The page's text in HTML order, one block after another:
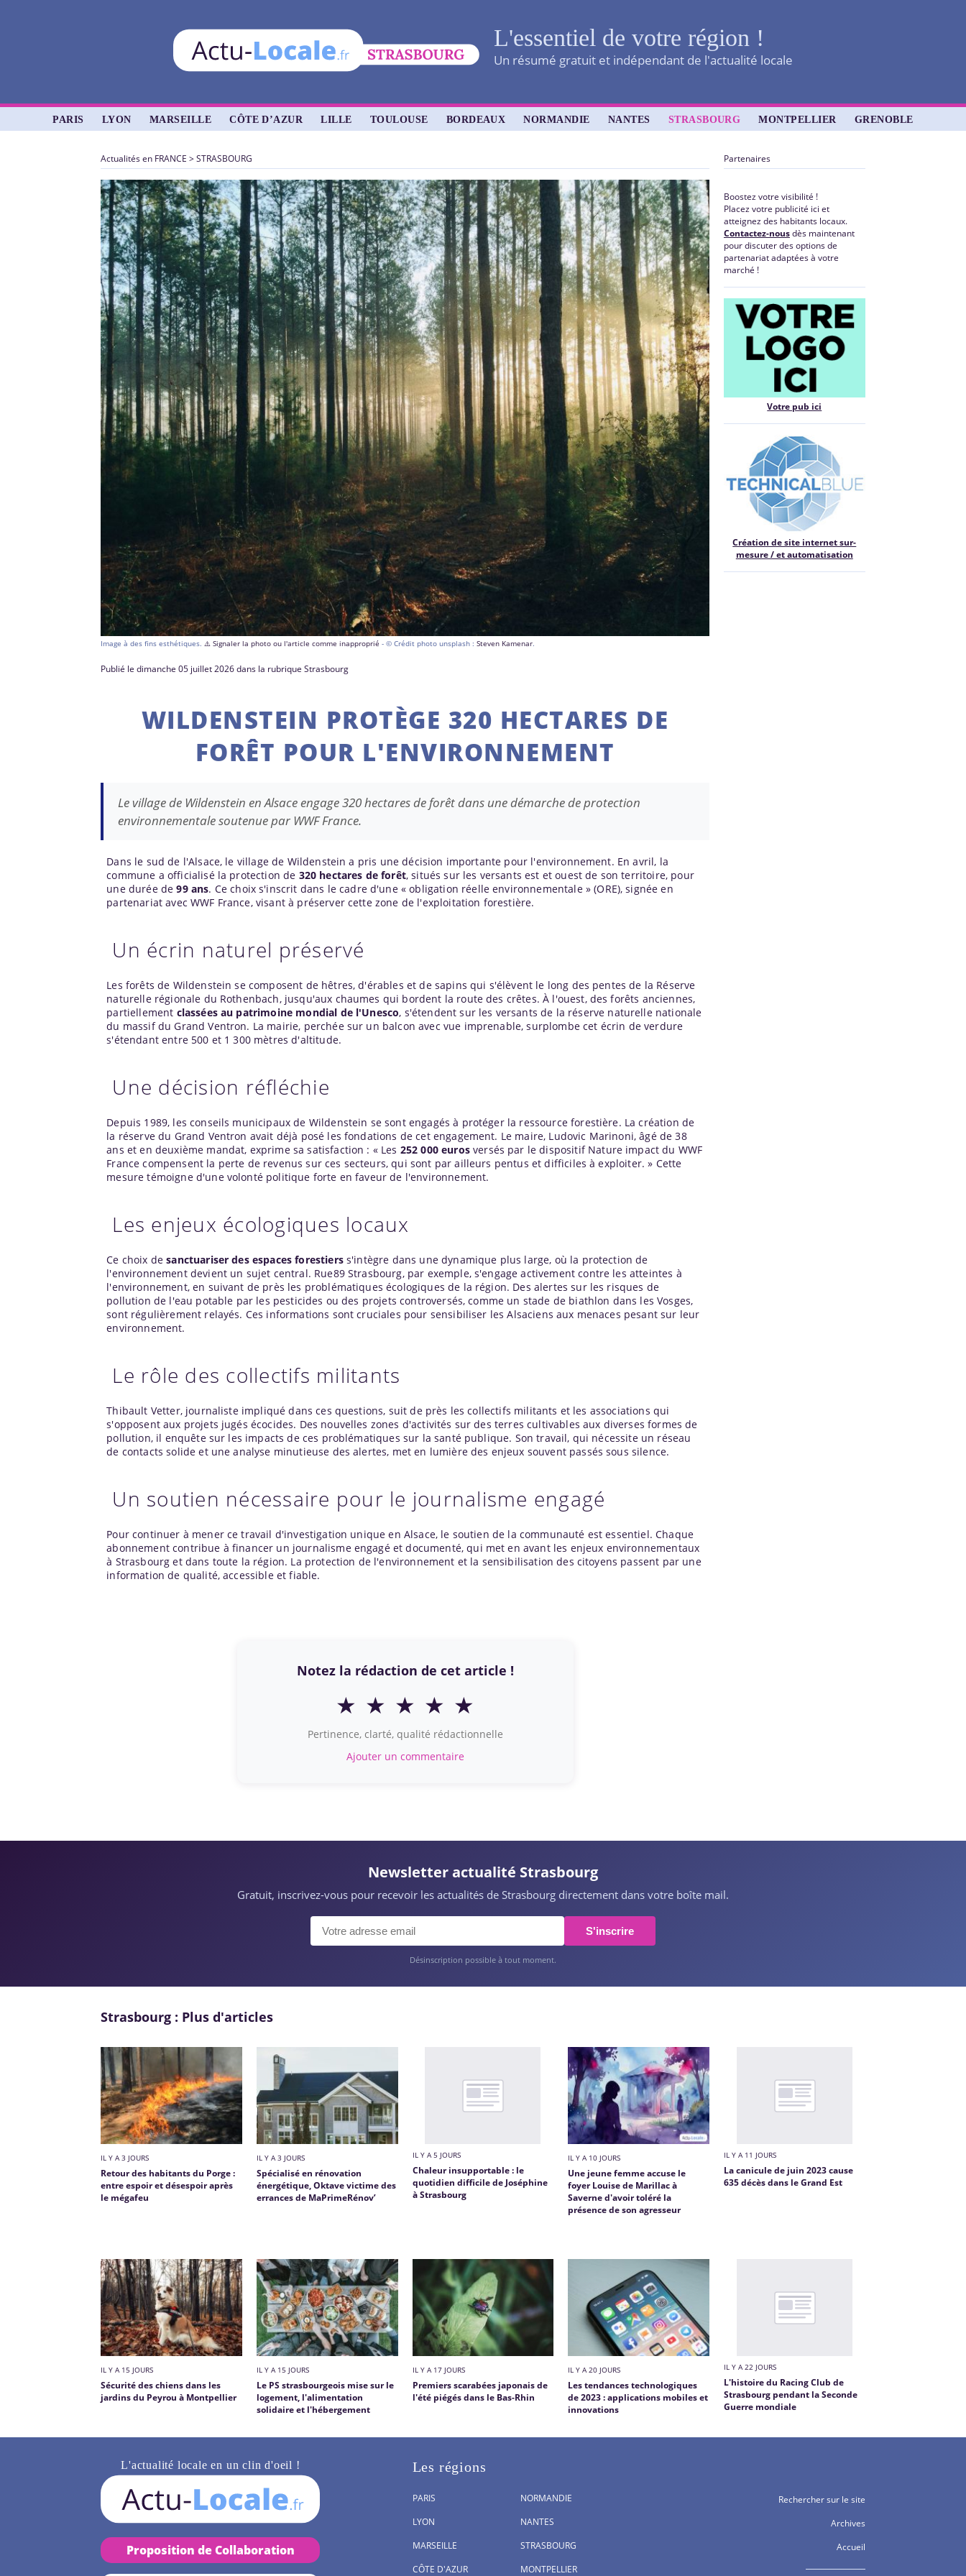
L'essentiel de votre région !
Un résumé gratuit et indépendant de l'actualité locale
PARIS LYON MARSEILLE CÔTE D’AZUR LILLE TOULOUSE BORDEAUX NORMANDIE NANTES STRASBOURG MONTPELLIER GRENOBLE
Actualités en FRANCE >STRASBOURG
Image à des fins esthétiques.⚠️ Signaler la photo ou l'article comme inapproprié - © Crédit photo unsplash :Steven Kamenar.
Publié le dimanche 05 juillet 2026 dans la rubrique Strasbourg
WILDENSTEIN PROTÈGE 320 HECTARES DE
FORÊT POUR L'ENVIRONNEMENT
Le village de Wildenstein en Alsace engage 320 hectares de forêt dans une démarche de protection
environnementale soutenue par WWF France.
Dans le sud de l'Alsace, le village de Wildenstein a pris une décision importante pour l'environnement. En avril, la
commune a officialisé la protection de 320 hectares de forêt, situés sur les versants est et ouest de son territoire, pour
une durée de99 ans. Ce choix s'inscrit dans le cadre d'une « obligation réelle environnementale » (ORE), signée en
partenariat avec WWF France, visant à préserver cette zone de l'exploitation forestière.
Un écrin naturel préservé
Les forêts de Wildenstein se composent de hêtres, d'érables et de sapins qui s'élèvent le long des pentes de la Réserve
naturelle régionale du Rothenbach, jusqu'aux chaumes qui bordent la route des crêtes. À l'ouest, des forêts anciennes,
partiellement classées au patrimoine mondial de l'Unesco, s'étendent sur les versants de la réserve naturelle nationale
du massif du Grand Ventron. La mairie, perchée sur un balcon avec vue imprenable, surplombe cet écrin de verdure
s'étendant entre 500 et 1 300 mètres d'altitude.
Une décision réfléchie
Depuis 1989, les conseils municipaux de Wildenstein se sont engagés à protéger la ressource forestière. La création de
la réserve du Grand Ventron avait déjà posé les fondations de cet engagement. Le maire, Ludovic Marinoni, âgé de 38
ans et en deuxième mandat, exprime sa satisfaction : « Les 252 000 eurosversés par le dispositif Nature impact du WWF
France compensent la perte de revenus sur ces secteurs, qui sont par ailleurs pentus et difficiles à exploiter. » Cette
mesure témoigne d'une volonté politique forte en faveur de l'environnement.
Les enjeux écologiques locaux
Ce choix desanctuariser des espaces forestierss'intègre dans une dynamique plus large, où la protection de
l'environnement devient un sujet central. Rue89 Strasbourg, par exemple, s'engage activement contre les atteintes à
l'environnement, en suivant de près les problématiques écologiques de la région. Des alertes sur les risques de
pollution de l'eau potable par les pesticides ou des projets controversés, comme un stade de biathlon dans les Vosges,
sont régulièrement relayés. Ces informations sont cruciales pour sensibiliser les Alsaciens aux menaces pesant sur leur
environnement.
Le rôle des collectifs militants
Thibault Vetter, journaliste impliqué dans ces questions, suit de près les collectifs militants et les associations qui
s'opposent aux projets jugés écocides. Des nouvelles zones d'activités sur des terres cultivables aux diverses formes de
pollution, il enquête sur les impacts de ces problématiques sur la santé publique. Son travail, qui nécessite un réseau
de contacts solide et une analyse minutieuse des alertes, met en lumière des enjeux souvent passés sous silence.
Un soutien nécessaire pour le journalisme engagé
Pour continuer à mener ce travail d'investigation unique en Alsace, le soutien de la communauté est essentiel. Chaque
abonnement contribue à financer un journalisme engagé et documenté, qui met en avant les enjeux environnementaux
à Strasbourg et dans toute la région. La protection de l'environnement et la sensibilisation des citoyens passent par une
information de qualité, accessible et fiable.
Notez la rédaction de cet article !
★ ★ ★ ★ ★
Pertinence, clarté, qualité rédactionnelle
Ajouter un commentaire
Partenaires
Boostez votre visibilité !
Placez votre publicité ici et
atteignez des habitants locaux.
Contactez-nousdès maintenant
pour discuter des options de
partenariat adaptées à votre
marché !
Votre pub ici
Création de site internet sur-
mesure / et automatisation
Newsletter actualité Strasbourg
Gratuit, inscrivez-vous pour recevoir les actualités de Strasbourg directement dans votre boîte mail.
S'inscrire
Désinscription possible à tout moment.
Strasbourg : Plus d'articles
IL Y A 3 JOURS
Retour des habitants du Porge :
entre espoir et désespoir après
le mégafeu
IL Y A 3 JOURS
Spécialisé en rénovation
énergétique, Oktave victime des
errances de MaPrimeRénov’
IL Y A 5 JOURS
Chaleur insupportable : le
quotidien difficile de Joséphine
à Strasbourg
IL Y A 10 JOURS
Une jeune femme accuse le
foyer Louise de Marillac à
Saverne d'avoir toléré la
présence de son agresseur
IL Y A 11 JOURS
La canicule de juin 2023 cause
635 décès dans le Grand Est
IL Y A 15 JOURS
Sécurité des chiens dans les
jardins du Peyrou à Montpellier
IL Y A 15 JOURS
Le PS strasbourgeois mise sur le
logement, l'alimentation
solidaire et l'hébergement
IL Y A 17 JOURS
Premiers scarabées japonais de
l'été piégés dans le Bas-Rhin
IL Y A 20 JOURS
Les tendances technologiques
de 2023 : applications mobiles et
innovations
IL Y A 22 JOURS
L'histoire du Racing Club de
Strasbourg pendant la Seconde
Guerre mondiale
L'actualité locale en un clin d'oeil !
Proposition de Collaboration
Les régions
PARIS
LYON
MARSEILLE
CÔTE D'AZUR
NORMANDIE
NANTES
STRASBOURG
MONTPELLIER
Rechercher sur le site
Archives
Accueil